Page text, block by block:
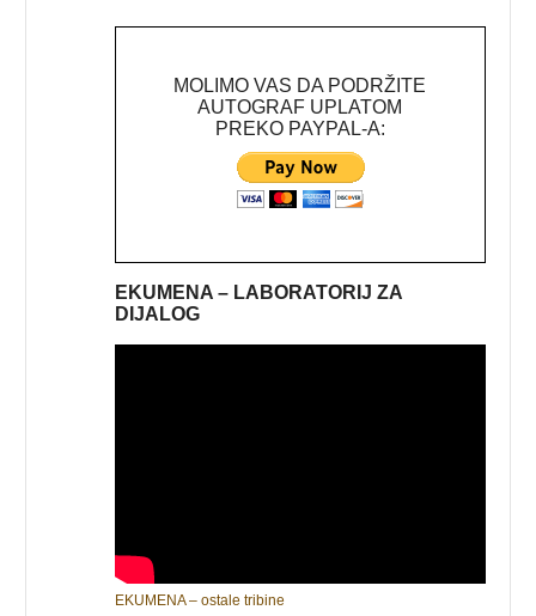
MOLIMO VAS DA PODRŽITE
AUTOGRAF UPLATOM
PREKO PAYPAL-A:
EKUMENA – LABORATORIJ ZA
DIJALOG
EKUMENA – ostale tribine